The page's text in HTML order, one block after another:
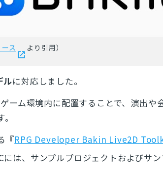
ス より引用）
ルに対応しました。
ーム環境内に配置することで、演出や
『RPG Developer Bakin Live2D
には、サンプルプロジェクトおよびサ